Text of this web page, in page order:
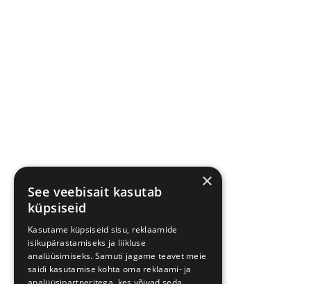
×
See veebisait kasutab
küpsiseid
Kasutame küpsiseid sisu, reklaamide
isikupärastamiseks ja liikluse
analüüsimiseks. Samuti jagame teavet meie
saidi kasutamise kohta oma reklaami- ja